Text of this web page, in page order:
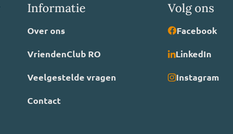
Informatie
Over ons
VriendenClub RO
Veelgestelde vragen
Contact
Volg ons
Facebook
LinkedIn
Instagram